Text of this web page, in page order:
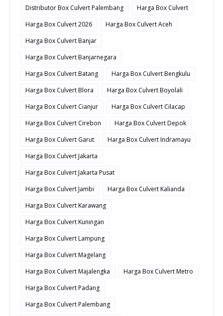
Distributor Box Culvert Palembang
Harga Box Culvert
Harga Box Culvert 2026
Harga Box Culvert Aceh
Harga Box Culvert Banjar
Harga Box Culvert Banjarnegara
Harga Box Culvert Batang
Harga Box Culvert Bengkulu
Harga Box Culvert Blora
Harga Box Culvert Boyolali
Harga Box Culvert Cianjur
Harga Box Culvert Cilacap
Harga Box Culvert Cirebon
Harga Box Culvert Depok
Harga Box Culvert Garut
Harga Box Culvert Indramayu
Harga Box Culvert Jakarta
Harga Box Culvert Jakarta Pusat
Harga Box Culvert Jambi
Harga Box Culvert Kalianda
Harga Box Culvert Karawang
Harga Box Culvert Kuningan
Harga Box Culvert Lampung
Harga Box Culvert Magelang
Harga Box Culvert Majalengka
Harga Box Culvert Metro
Harga Box Culvert Padang
Harga Box Culvert Palembang